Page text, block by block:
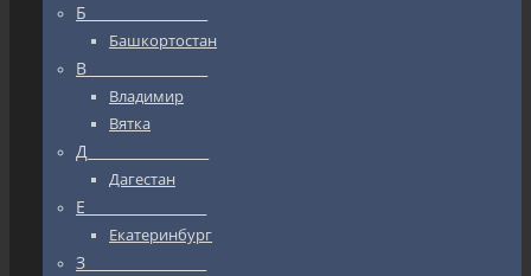
Б_________________
Башкортостан
В_________________
Владимир
Вятка
Д_________________
Дагестан
Е_________________
Екатеринбург
З_________________